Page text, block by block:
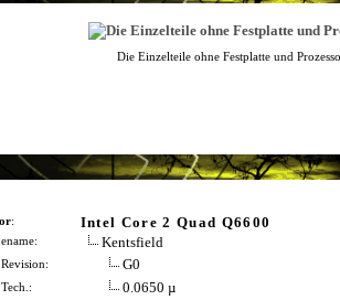
Die Einzelteile ohne Festplatte und
: Intel Core 2 Quad Q6600
Kentsfield
Revision: G0
0.0650 µ